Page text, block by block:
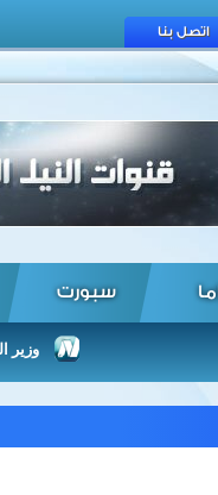
اتصل بنا
سبورت
وزير